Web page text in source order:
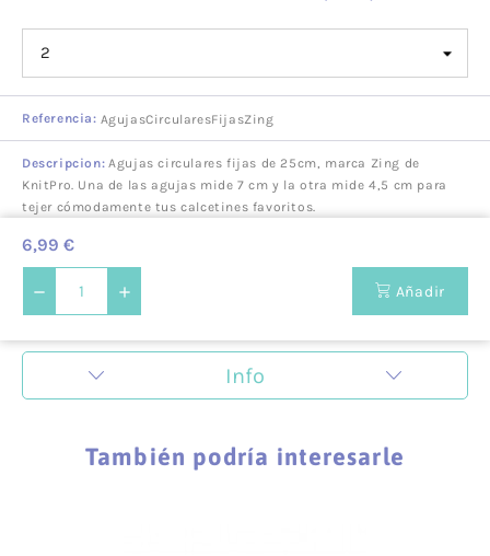
Referencia: AgujasCircularesFijasZing
Descripcion: Agujas circulares fijas de 25cm, marca Zing de
KnitPro. Una de las agujas mide 7 cm y la otra mide 4,5 cm para
tejer cómodamente tus calcetines favoritos.
6,99 €
Añadir
Info
nuevas prendas. Pero Zigzag no es una mercería cualquiera,
sino que también es un lugar de encuentro donde
También podría interesarle